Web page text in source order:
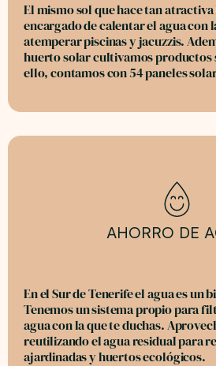
El mismo sol que hace tan atractiva
encargado de calentar el agua con
atemperar piscinas y jacuzzis.
huerto solar cultivamos productos
ello, contamos con 54 paneles
AHORRO DE
En el Sur de Tenerife el agua es un
Tenemos un sistema propio para
agua con la que te duchas.
reutilizando el agua residual para
ajardinadas y huertos ecológicos.